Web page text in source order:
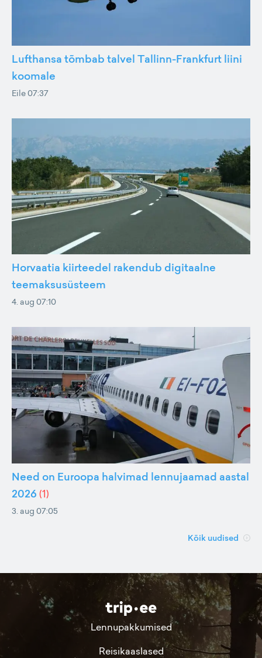
Lufthansa tõmbab talvel Tallinn-Frankfurt liini
koomale
Eile 07:37
Horvaatia kiirteedel rakendub digitaalne
teemaksusüsteem
4. aug 07:10
Need on Euroopa halvimad lennujaamad aastal
2026 (1)
3. aug 07:05
Kõik uudised
Lennupakkumised
Reisikaaslased